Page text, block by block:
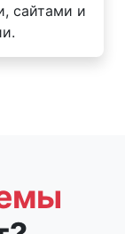
сайтами и